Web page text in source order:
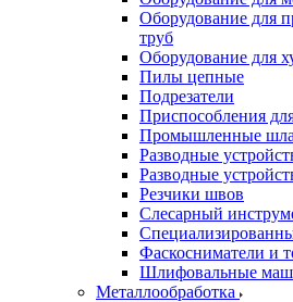
Оборудование для
труб
Оборудование для
Пилы цепные
Подрезатели
Приспособления
Промышленные
Разводные
Разводные
Резчики швов
Слесарный
Фаскосниматели и
Шлифовальные
Металлообработка